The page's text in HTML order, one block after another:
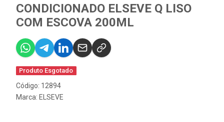
CONDICIONADO ELSEVE Q LISO
COM ESCOVA 200ML
Produto Esgotado
Código: 12894
Marca: ELSEVE